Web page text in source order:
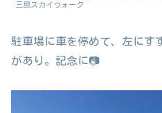
三島スカイウォーク
駐車場に車を停めて、左にす
があり。記念に📷